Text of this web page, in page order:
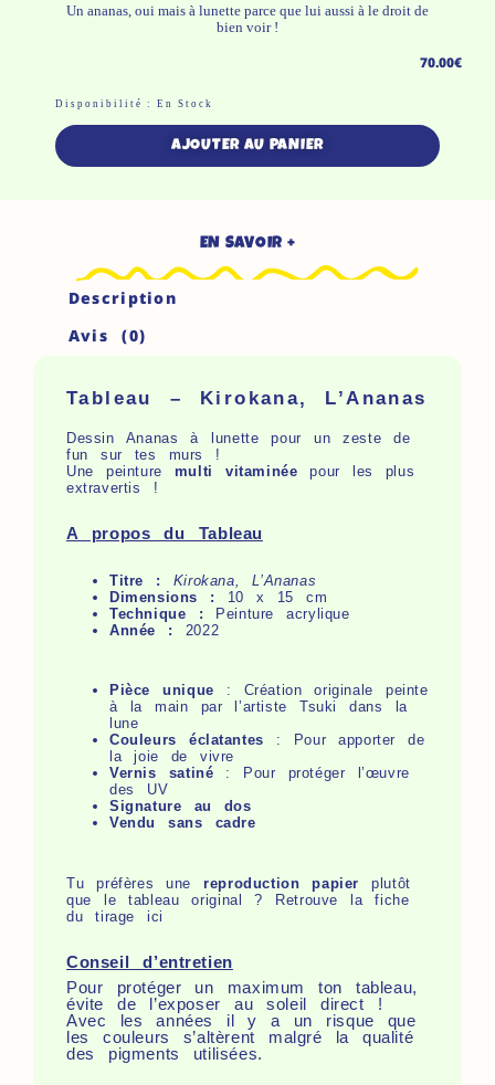
Un ananas, oui mais à lunette parce que lui aussi à le droit de
bien voir !
70.00€
Disponibilité : En Stock
Quantité
De
Tableau
AJOUTER AU PANIER
EN SAVOIR +
Description
Avis (0)
Tableau – Kirokana, L’Ananas
Dessin Ananas à lunette pour un zeste de
fun sur tes murs !
Une peinture multi vitaminée pour les plus
extravertis !
A propos du Tableau
Titre : Kirokana, L’Ananas
Dimensions :
10 x 15 cm
Technique : Peinture acrylique
Année :
2022
Pièce unique : Création originale peinte
à la main par l’artiste Tsuki dans la
lune
Couleurs éclatantes : Pour apporter de
la joie de vivre
Vernis satiné : Pour protéger l’œuvre
des UV
Signature au dos
Vendu sans cadre
Tu préfères unereproduction papierplutôt
que le tableau original ? Retrouve la fiche
dutirage ici
Conseil d’entretien
Pour protéger un maximum ton tableau,
évite de l’exposer au soleil direct !
Avec les années il y a un risque que
les couleurs s’altèrent malgré la qualité
des pigments utilisées.